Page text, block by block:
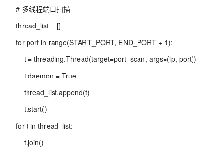
# 多线程端口扫描
thread_list = []
for port in range(START_PORT, END_PORT + 1):
t = threading.Thread(target=port_scan, args=(ip, port))
t.daemon = True
thread_list.append(t)
t.start()
for t in thread_list:
t.join()